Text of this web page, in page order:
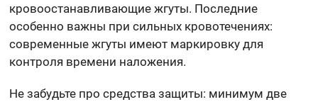
кровоостанавливающие жгуты. Последние
особенно важны при сильных кровотечениях:
современные жгуты имеют маркировку для
контроля времени наложения.
Не забудьте про средства защиты: минимум две